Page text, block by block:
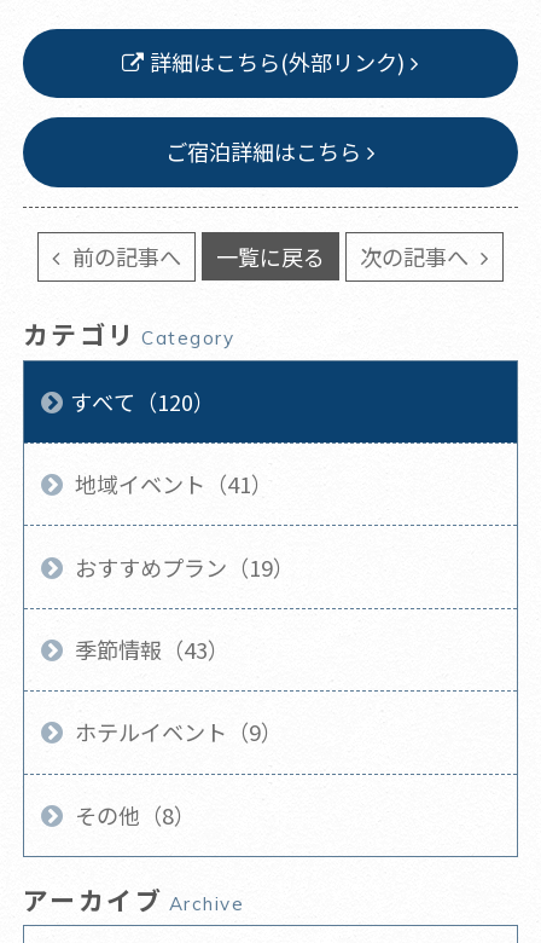
詳細はこちら(外部リンク)
ご宿泊詳細はこちら
前の記事へ 一覧に戻る 次の記事へ
カテゴリ Category
すべて（120）
地域イベント（41）
おすすめプラン（19）
季節情報（43）
ホテルイベント（9）
その他（8）
アーカイブ Archive